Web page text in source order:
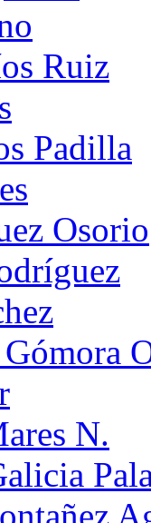
Ruiz
Padilla
Osorio
N.